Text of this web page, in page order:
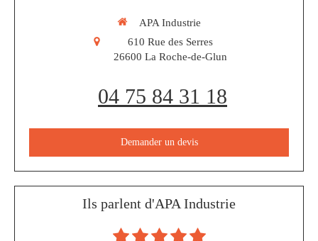
APA Industrie
610 Rue des Serres
26600 La Roche-de-Glun
04 75 84 31 18
Demander un devis
Ils parlent d'APA Industrie